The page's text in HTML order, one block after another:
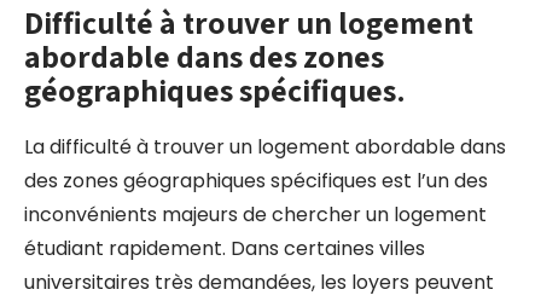
Difficulté à trouver un logement
abordable dans des zones
géographiques spécifiques.
La difficulté à trouver un logement abordable dans
des zones géographiques spécifiques est l’un des
inconvénients majeurs de chercher un logement
étudiant rapidement. Dans certaines villes
universitaires très demandées, les loyers peuvent